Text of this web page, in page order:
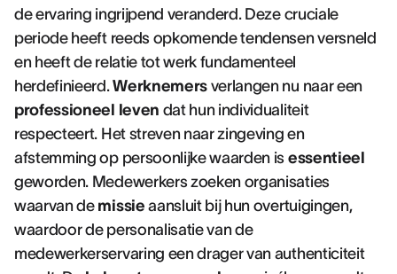
de ervaring ingrijpend veranderd. Deze cruciale
periode heeft reeds opkomende tendensen versneld
en heeft de relatie tot werk fundamenteel
herdefinieerd.Werknemers verlangen nu naar een
professioneel leven dat hun individualiteit
respecteert. Het streven naar zingeving en
afstemming op persoonlijke waarden is essentieel
geworden. Medewerkers zoeken organisaties
waarvan de missie aansluit bij hun overtuigingen,
waardoor de personalisatie van de
medewerkerservaring een drager van authenticiteit